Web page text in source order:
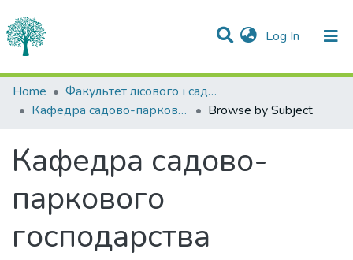
Log In (current)
Communities & Collections
All of DSpace
Home
Факультет лісового і садово-паркового господарства
Кафедра садово-паркового господарства
Browse by Subject
Кафедра садово-
паркового
господарства